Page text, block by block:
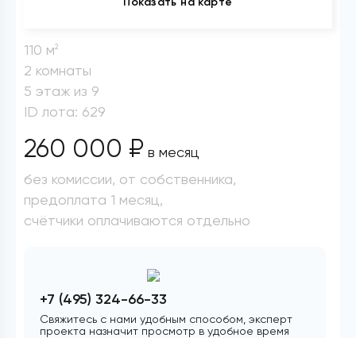
110 м2
2 комнаты
5 этаж из 9
ID лота: 629
260 000 ₽ в месяц
без комиссии, от собственника,
предоплата 1 месяц,
счётчики оплачиваются отдельно
+7 (495) 324-66-33
Свяжитесь с нами удобным способом, эксперт
проекта назначит просмотр в удобное время